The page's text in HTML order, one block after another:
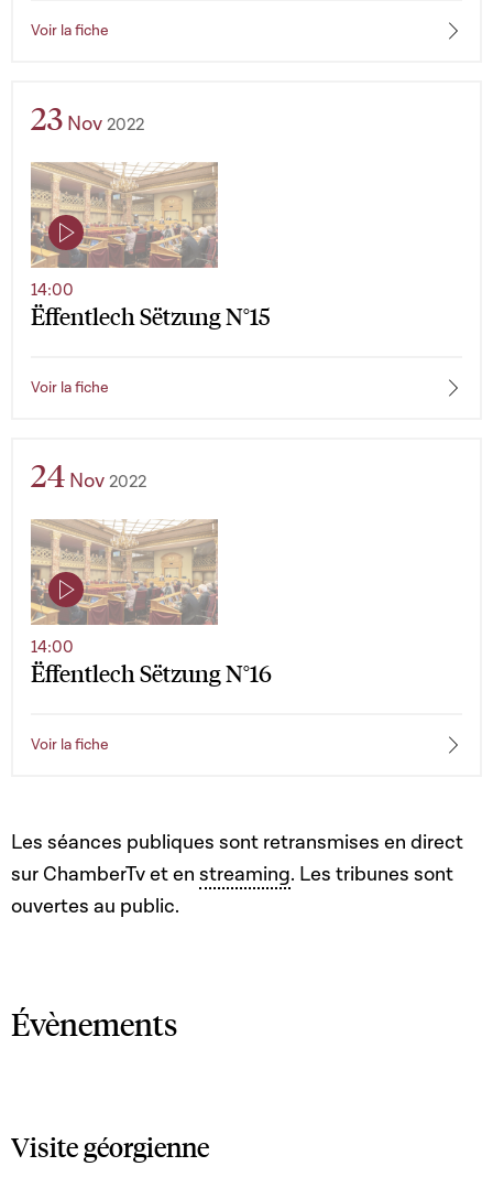
Voir la fiche
23 Nov 2022
Ëffentlech Sëtzung N°15
14:00
Voir la fiche
24 Nov 2022
Ëffentlech Sëtzung N°16
14:00
Voir la fiche
Les séances publiques sont retransmises en direct
sur ChamberTv et en streaming. Les tribunes sont
ouvertes au public.
Évènements
Visite géorgienne